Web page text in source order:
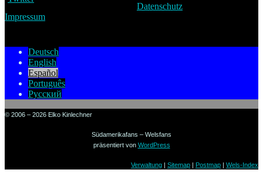
Datenschutz
Impressum
Deutsch
English
Español
Português
Русский
© 2006 – 2026 Elko Kinlechner
Südamerikafans – Welsfans
präsentiert von WordPress
Verwaltung | Sitemap | Postmap | Wels-Index